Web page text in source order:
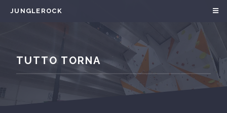
JUNGLEROCK
TUTTO TORNA